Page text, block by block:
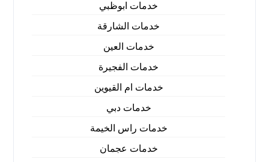
خدمات ابوظبي
خدمات الشارقة
خدمات العين
خدمات الفجيرة
خدمات ام القيوين
خدمات دبي
خدمات راس الخيمة
خدمات عجمان